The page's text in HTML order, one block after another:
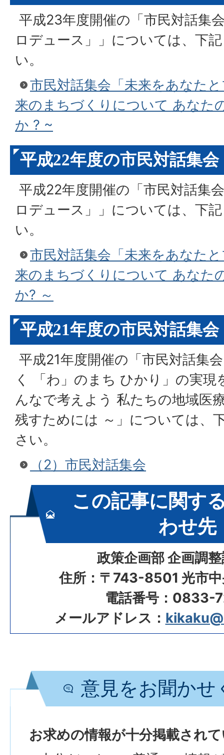
平成23年度開催の「市民対話集
ロデュース」」については、下
い。
市民対話集会「未来をあなた
来のまちづくりについて あなた
か ? ~
平成22年度の市民対話集会
平成22年度開催の「市民対話集
ロデュース」」については、下
い。
市民対話集会「未来をあなた
来のまちづくりについて あなた
か? ～
平成21年度の市民対話集会
平成21年度開催の「市民対話集
く 「わ」のまち ひかり」の実
んなで考えよう 私たちの地域医
残すためには ～」については、
さい。
（2）市民対話集会
この記事に関す
わせ先
政策企画部 企画調
住所：〒743-8501 光市中
電話番号：0833-
メールアドレス：
意見をお聞かせ
お求めの情報が十分掲載され